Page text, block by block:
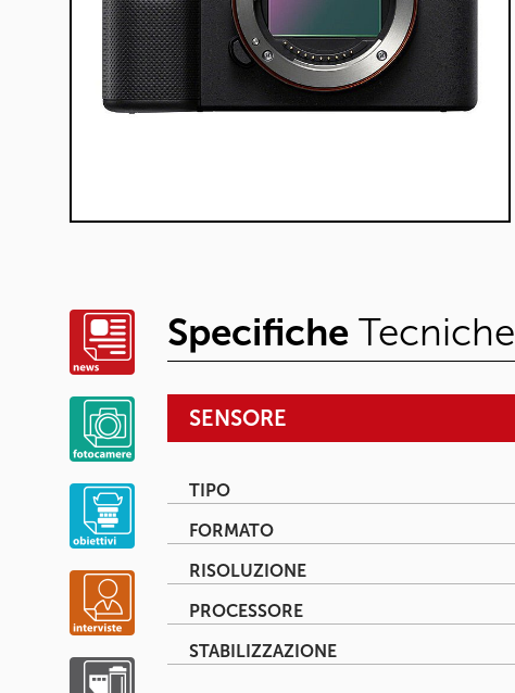
Specifiche Tecniche
SENSORE
TIPO
FORMATO
RISOLUZIONE
PROCESSORE
STABILIZZAZIONE